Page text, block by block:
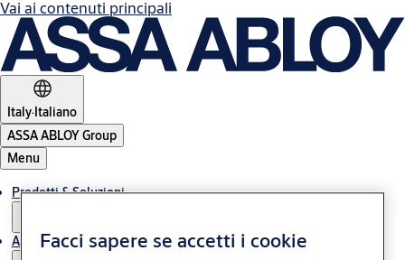
Vai ai contenuti principali
Italy·Italiano
ASSA ABLOY Group
Menu
Prodotti & Soluzioni
Assistenza post-vendita
Facci sapere se accetti i cookie